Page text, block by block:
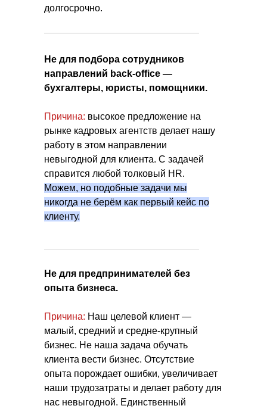
Не для подбора сотрудников
направлений back-office —
бухгалтеры, юристы, помощники.
Причина: высокое предложение на
рынке кадровых агентств делает нашу
работу в этом направлении
невыгодной для клиента. С задачей
справится любой толковый HR.
Можем, но подобные задачи мы
никогда не берём как первый кейс по
клиенту.
Не для предпринимателей без
опыта бизнеса.
Причина: Наш целевой клиент —
малый, средний и средне-крупный
бизнес. Не наша задача обучать
клиента вести бизнес. Отсутствие
опыта порождает ошибки, увеличивает
наши трудозатраты и делает работу для
нас невыгодной. Единственный
долгосрочно.